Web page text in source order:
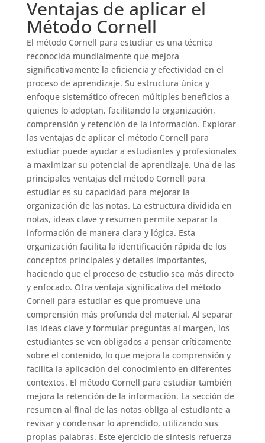
Ventajas de aplicar el
Método Cornell
El método Cornell para estudiar es una técnica
reconocida mundialmente que mejora
significativamente la eficiencia y efectividad en el
proceso de aprendizaje. Su estructura única y
enfoque sistemático ofrecen múltiples beneficios a
quienes lo adoptan, facilitando la organización,
comprensión y retención de la información. Explorar
las ventajas de aplicar el método Cornell para
estudiar puede ayudar a estudiantes y profesionales
a maximizar su potencial de aprendizaje. Una de las
principales ventajas del método Cornell para
estudiar es su capacidad para mejorar la
organización de las notas. La estructura dividida en
notas, ideas clave y resumen permite separar la
información de manera clara y lógica. Esta
organización facilita la identificación rápida de los
conceptos principales y detalles importantes,
haciendo que el proceso de estudio sea más directo
y enfocado. Otra ventaja significativa del método
Cornell para estudiar es que promueve una
comprensión más profunda del material. Al separar
las ideas clave y formular preguntas al margen, los
estudiantes se ven obligados a pensar críticamente
sobre el contenido, lo que mejora la comprensión y
facilita la aplicación del conocimiento en diferentes
contextos. El método Cornell para estudiar también
mejora la retención de la información. La sección de
resumen al final de las notas obliga al estudiante a
revisar y condensar lo aprendido, utilizando sus
propias palabras. Este ejercicio de síntesis refuerza